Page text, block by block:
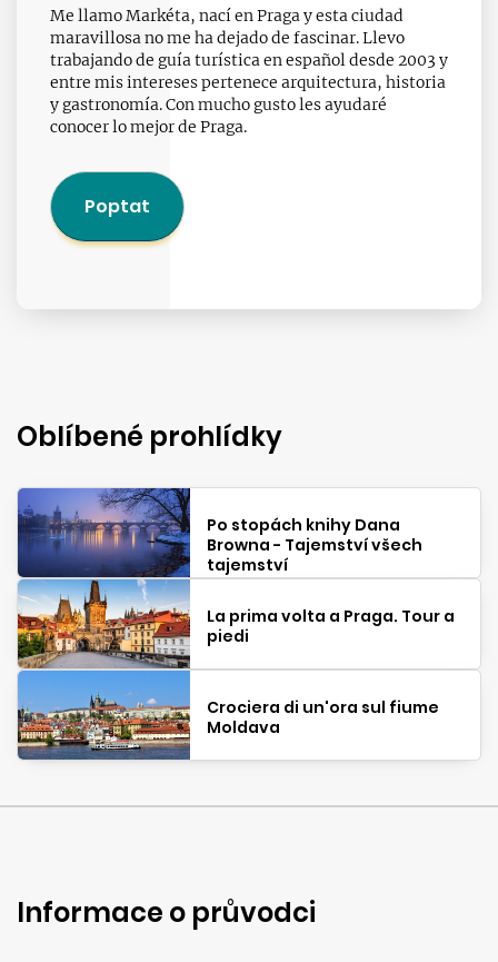
Me llamo Markéta, nací en Praga y esta ciudad
maravillosa no me ha dejado de fascinar. Llevo
trabajando de guía turística en español desde 2003 y
entre mis intereses pertenece arquitectura, historia
y gastronomía. Con mucho gusto les ayudaré
conocer lo mejor de Praga.
Poptat
Oblíbené prohlídky
Po stopách knihy Dana
Browna - Tajemství všech
tajemství
La prima volta a Praga. Tour a
piedi
Crociera di un'ora sul fiume
Moldava
Informace o průvodci